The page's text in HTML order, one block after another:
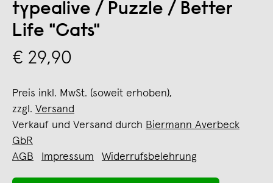
typealive / Puzzle / Better
Life "Cats"
€ 29,90
Preis inkl. MwSt. (soweit erhoben),
zzgl. Versand
Verkauf und Versand durch Biermann Averbeck
GbR
AGB
Impressum Widerrufsbelehrung